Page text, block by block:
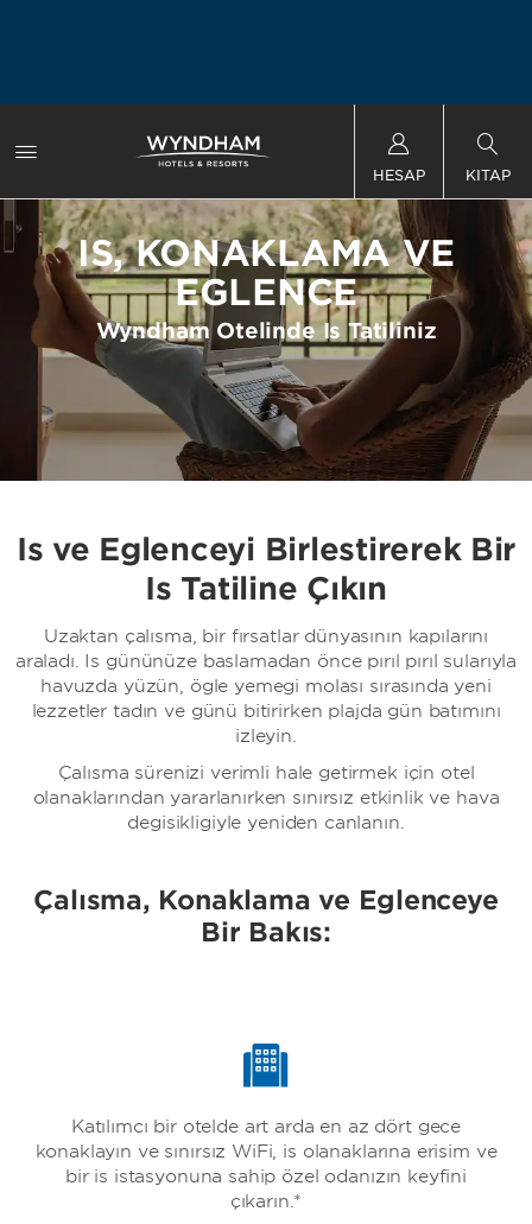
HESAP KITAP
İŞ, KONAKLAMA VE
EĞLENCE
Wyndham Otelinde İş Tatiliniz
İş ve Eğlenceyi Birleştirerek Bir
İş Tatiline Çıkın
Uzaktan çalışma, bir fırsatlar dünyasının kapılarını
araladı. İş gününüze başlamadan önce pırıl pırıl sularıyla
havuzda yüzün, öğle yemeği molası sırasında yeni
lezzetler tadın ve günü bitirirken plajda gün batımını
izleyin.
Çalışma sürenizi verimli hale getirmek için otel
olanaklarından yararlanırken sınırsız etkinlik ve hava
değişikliğiyle yeniden canlanın.
Çalışma, Konaklama ve Eğlenceye
Bir Bakış:
Katılımcı bir otelde art arda en az dört gece
konaklayın ve sınırsız WiFi, iş olanaklarına erişim ve
bir iş istasyonuna sahip özel odanızın keyfini
çıkarın.*